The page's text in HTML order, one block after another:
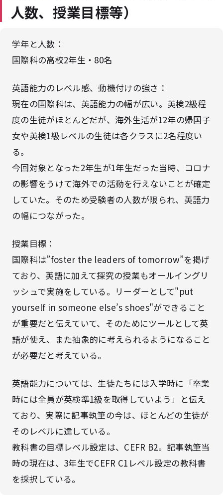
人数、授業目標等）
学年と人数：
国際科の高校2年生・80名
英語能力のレベル感、動機付けの強さ：
現在の国際科は、英語能力の幅が広い。英検2級程
度の生徒がほとんどだが、海外生活が12年の帰国子
女や英検1級レベルの生徒は各クラスに2名程度い
る。
今回対象となった2年生が1年生だった当時、コロナ
の影響をうけて海外での活動を行えないことが確定
していた。そのため受験者の人数が限られ、英語力
の幅につながった。
授業目標：
国際科は”foster the leaders of tomorrow”を掲げ
ており、英語に加えて探究の授業もオールイングリ
ッシュで実施をしている。リーダーとして"put
yourself in someone else’s shoes"ができること
が重要だと伝えていて、そのためにツールとして英
語が使え、また抽象的に考えられるようになること
が必要だと考えている。
英語能力については、生徒たちには入学時に「卒業
時には全員が英検準1級を取得していよう」と伝え
ており、実際に記事執筆の今は、ほとんどの生徒が
そのレベルに達している。
教科書の目標レベル設定は、CEFR B2。記事執筆当
時の現在は、3年生でCEFR C1レベル設定の教科書
を採択している。